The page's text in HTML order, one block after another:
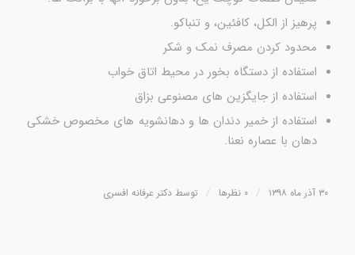
پرهیز از الکل، کافئین، و تنباکو.
محدود کردن مصرف نمک و شکر
استفاده از دستگاه بخور در محیط اتاق خواب
استفاده از جایگزین های مصنوعی بزاق
استفاده از خمیر دندان ها و دهانشویه های مخصوص خشکی
دهان با عصاره نعنا.
۳۰ آذر ماه ۱۳۹۸ / ۰ نظرها / توسط دکتر عرفانه افسری